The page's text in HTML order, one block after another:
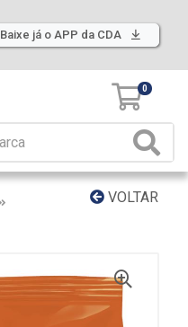
Baixe já o APP da CDA
0
VOLTAR